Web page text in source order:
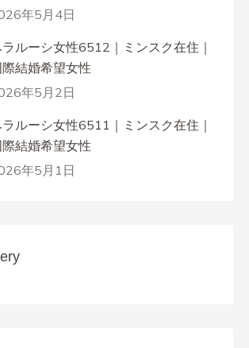
年5月4日
ルーシ女性6512｜ミンスク在住｜
際結婚希望女性
年5月2日
ルーシ女性6511｜ミンスク在住｜
際結婚希望女性
年5月1日